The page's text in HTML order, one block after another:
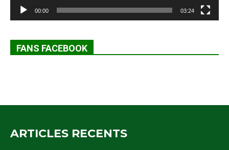
00:00 03:24
FANS FACEBOOK
ARTICLES RECENTS